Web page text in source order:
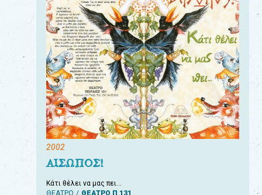
2002
ΑΙΣΩΠΟΣ!
Κάτι θέλει να μας πει…
ΘΕΑΤΡΟ
ΘΕΑΤΡΟ Π 131